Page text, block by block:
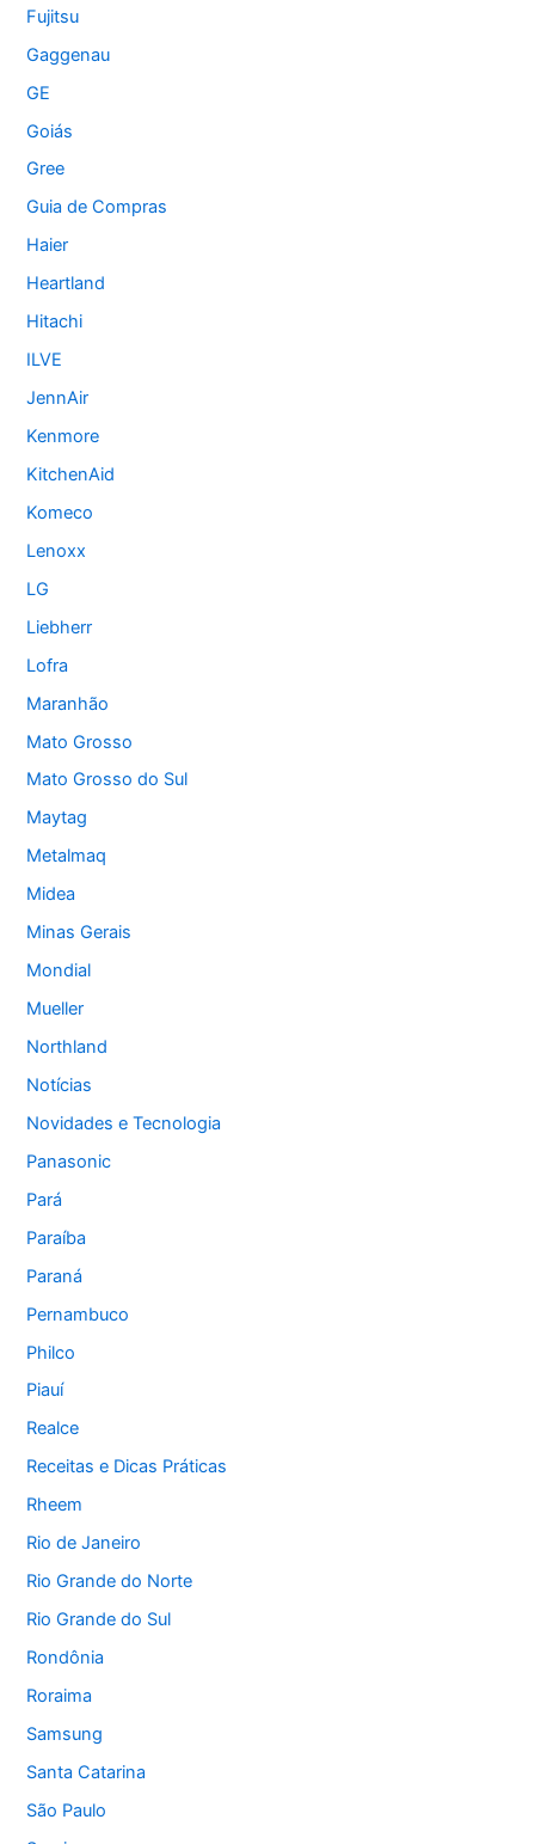
Fujitsu
Gaggenau
GE
Goiás
Gree
Guia de Compras
Haier
Heartland
Hitachi
ILVE
JennAir
Kenmore
KitchenAid
Komeco
Lenoxx
LG
Liebherr
Lofra
Maranhão
Mato Grosso
Mato Grosso do Sul
Maytag
Metalmaq
Midea
Minas Gerais
Mondial
Mueller
Northland
Notícias
Novidades e Tecnologia
Panasonic
Pará
Paraíba
Paraná
Pernambuco
Philco
Piauí
Realce
Receitas e Dicas Práticas
Rheem
Rio de Janeiro
Rio Grande do Norte
Rio Grande do Sul
Rondônia
Roraima
Samsung
Santa Catarina
São Paulo